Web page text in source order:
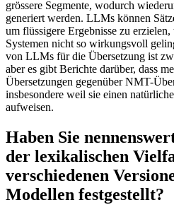
grössere Segmente, wodurch
generiert werden. LLMs können
um flüssigere Ergebnisse zu
Systemen nicht so wirkungsvoll
von LLMs für die Übersetzung ist
aber es gibt Berichte darüber, dass
Übersetzungen gegenüber NMT-
insbesondere weil sie einen
aufweisen.
Haben Sie
der lexikalischen
verschiedenen
Modellen festgestellt?